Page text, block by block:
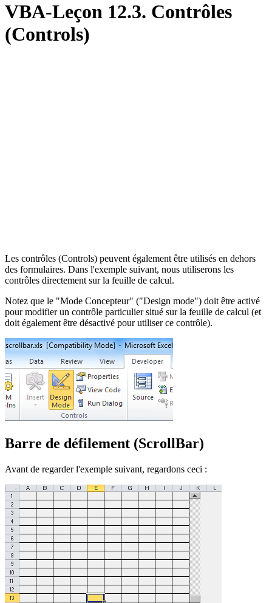
VBA-Leçon 12.3. Contrôles
(Controls)
Les contrôles (Controls) peuvent également être utilisés en dehors
des formulaires. Dans l'exemple suivant, nous utiliserons les
contrôles directement sur la feuille de calcul.
Notez que le "Mode Concepteur" ("Design mode") doit être activé
pour modifier un contrôle particulier situé sur la feuille de calcul (et
doit également être désactivé pour utiliser ce contrôle).
Barre de défilement (ScrollBar)
Avant de regarder l'exemple suivant, regardons ceci :